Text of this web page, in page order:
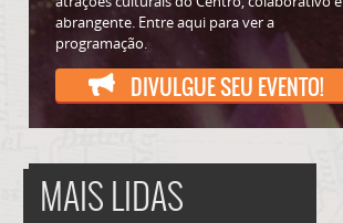
abrangente. Entre aqui para ver a
programação.
DIVULGUE SEU EVENTO!
MAIS LIDAS